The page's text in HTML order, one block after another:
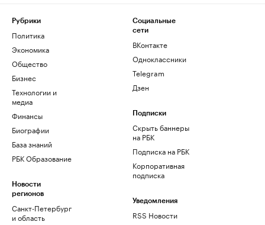
Рубрики
Политика
Экономика
Общество
Бизнес
Технологии и
медиа
Финансы
Биографии
База знаний
РБК Образование
Новости
регионов
Санкт-Петербург
и область
Социальные
сети
ВКонтакте
Одноклассники
Telegram
Дзен
Подписки
Скрыть баннеры
на РБК
Подписка на РБК
Корпоративная
подписка
Уведомления
RSS Новости